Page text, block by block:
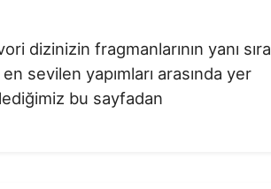
dizinizin fragmanlarının yanı sıra
sevilen yapımları arasında yer
bu sayfadan